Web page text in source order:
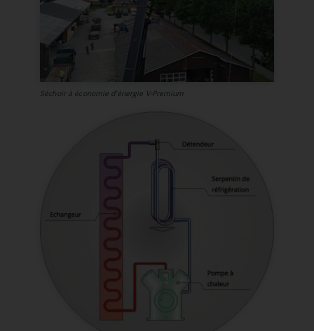
Séchoir à économie d'énergie V-Premium